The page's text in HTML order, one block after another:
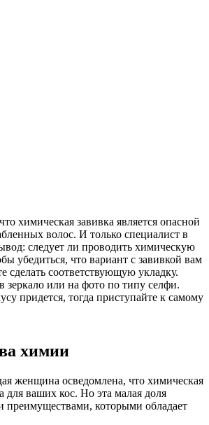
химическая завивка является опасной
волос. И только специалист в
следует ли проводить химическую
убедиться, что вариант с завивкой вам
сделать соответствующую укладку.
зеркало или на фото по типу селфи.
придется, тогда приступайте к самому
химии
женщина осведомлена, что химическая
для ваших кос. Но эта малая доля
преимуществами, которыми обладает